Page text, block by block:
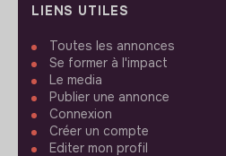
LIENS UTILES
Toutes les annonces
Se former à l'impact
Le media
Publier une annonce
Connexion
Créer un compte
Editer mon profil